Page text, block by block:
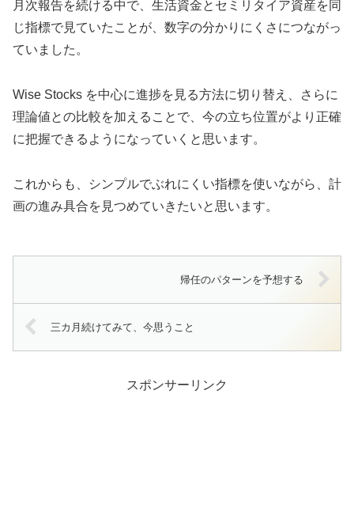
月次報告を続ける中で、生活資金とセミリタイア資産を同
じ指標で見ていたことが、数字の分かりにくさにつながっ
ていました。
Wise Stocks を中心に進捗を見る方法に切り替え、さらに
理論値との比較を加えることで、今の立ち位置がより正確
に把握できるようになっていくと思います。
これからも、シンプルでぶれにくい指標を使いながら、計
画の進み具合を見つめていきたいと思います。
帰任のパターンを予想する
三カ月続けてみて、今思うこと
スポンサーリンク